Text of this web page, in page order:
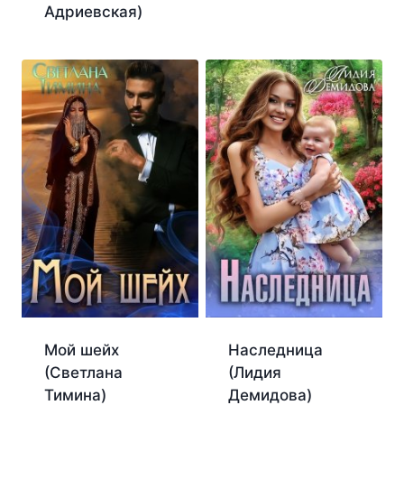
Адриевская)
Мой шейх
(Светлана
Тимина)
Наследница
(Лидия
Демидова)